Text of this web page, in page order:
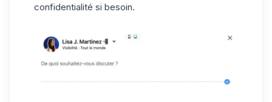
confidentialité si besoin.